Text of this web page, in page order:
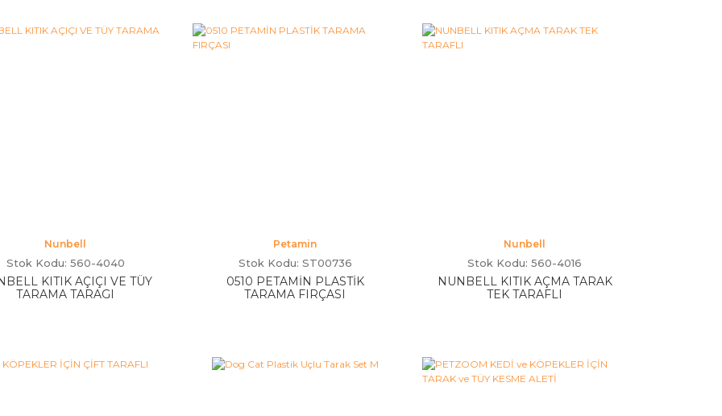
Nunbell
Stok Kodu: 560-4040
KITIK AÇIÇI VE TÜY
TARAMA TARAGI
Petamin
Stok Kodu: ST00736
0510 PETAMİN PLASTİK
TARAMA FIRÇASI
Nunbell
Stok Kodu: 560-4016
NUNBELL KITIK AÇMA TARAK
TEK TARAFLI